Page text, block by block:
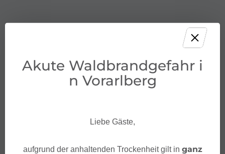
Akute Waldbrandgefahr i
n Vorarlberg
Liebe Gäste,
aufgrund der anhaltenden Trockenheit gilt in ganz